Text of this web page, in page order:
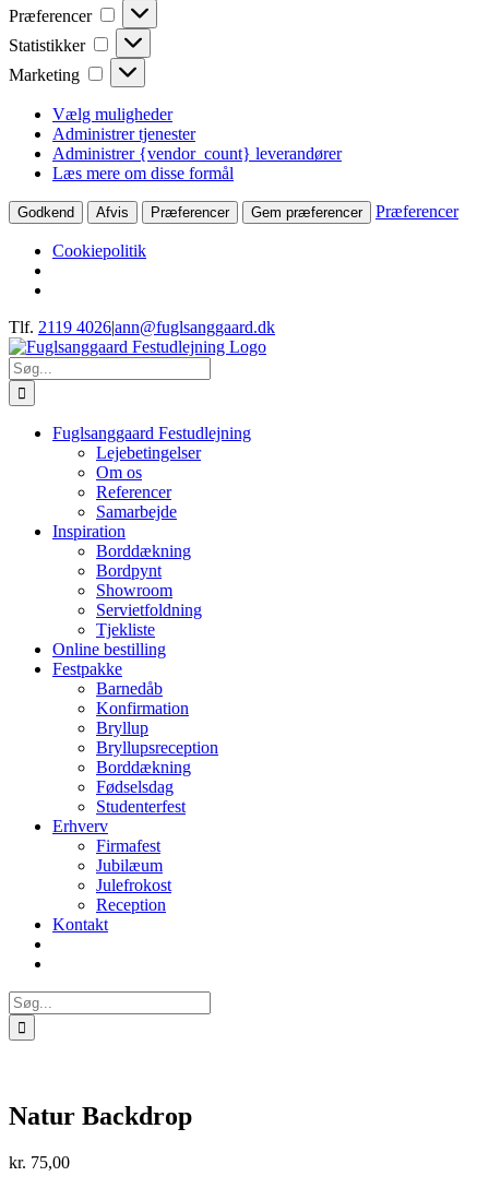
Præferencer
Præferencer
Statistikker Statistikker
Marketing Marketing
Vælg muligheder
Administrer tjenester
Administrer {vendor_count} leverandører
Læs mere om disse formål
Godkend Afvis Præferencer Gem præferencer Præferencer
Cookiepolitik
Skip
to
content
Tlf. 2119 4026|ann@fuglsanggaard.dk
Søg
efter:
Fuglsanggaard Festudlejning
Lejebetingelser
Om os
Referencer
Samarbejde
Inspiration
Borddækning
Bordpynt
Showroom
Servietfoldning
Tjekliste
Online bestilling
Festpakke
Barnedåb
Konfirmation
Bryllup
Bryllupsreception
Borddækning
Fødselsdag
Studenterfest
Erhverv
Firmafest
Jubilæum
Julefrokost
Reception
Kontakt
Søg
efter:
Natur Backdrop
kr. 75,00